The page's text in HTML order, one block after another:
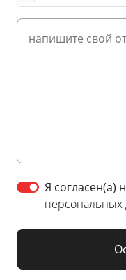
Я согласен(а)